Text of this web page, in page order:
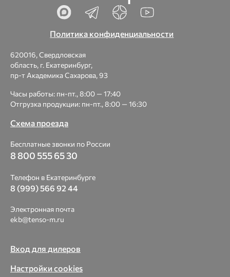
Политика конфиденциальности
620016, Свердловская
область, г. Екатеринбург,
пр-т Академика Сахарова, 93
Часы работы: пн-пт., 8:00 — 17:40
Отгрузка продукции: пн-пт., 8:00 — 16:30
Схема проезда
Бесплатные звонки по России
8 800 555 65 30
Телефон в Екатеринбурге
8 (999) 566 92 44
Электронная почта
ekb@tenso-m.ru
Вход для дилеров
Настройки cookies